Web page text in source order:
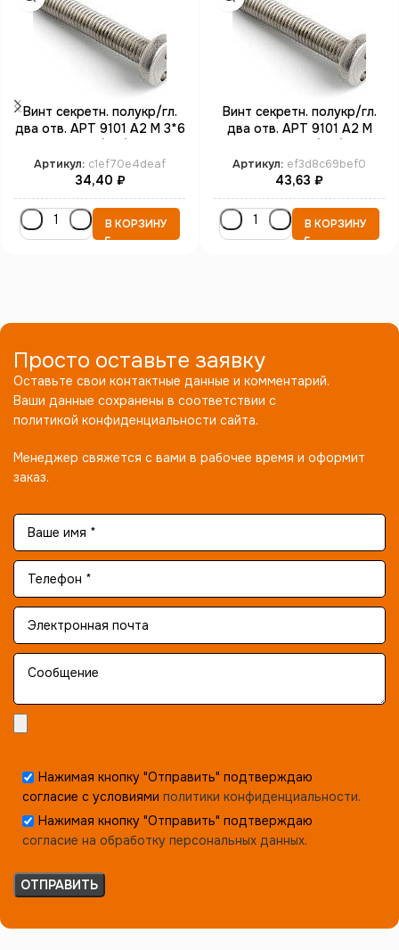
Винт секретн. полукр/гл.
два отв. АРТ 9101 А2 M 3*6
Артикул: c1ef70e4deaf
34,40 ₽
В КОРЗИНУ
Винт секретн. полукр/гл.
два отв. АРТ 9101 А2 M
Артикул: ef3d8c69bef0
43,63 ₽
В КОРЗИНУ
Просто оставьте заявку
Оставьте свои контактные данные и комментарий.
Ваши данные сохранены в соответствии с
политикой конфиденциальности сайта.
Менеджер свяжется с вами в рабочее время и оформит
заказ.
Нажимая кнопку "Отправить" подтверждаю
согласие с условиями политики конфиденциальности.
Нажимая кнопку "Отправить" подтверждаю
согласие на обработку персональных данных.